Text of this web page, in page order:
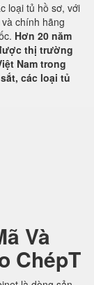
loại tủ hồ sơ, với
chính hãng
Hơn 20 năm
thị trường
Nam trong
các loại tủ
Và
ChépT